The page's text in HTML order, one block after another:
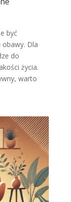
być
obawy. Dla
do
życia.
warto